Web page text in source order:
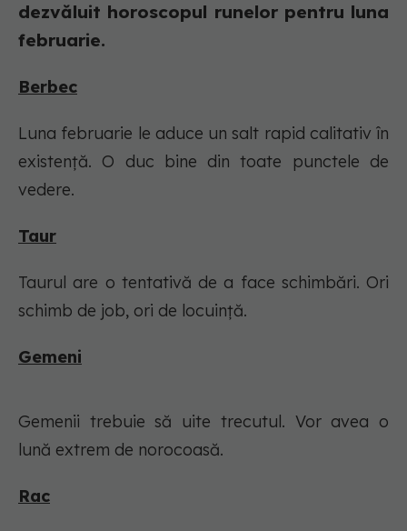
dezvăluit horoscopul runelor pentru luna
februarie.
Berbec
Luna februarie le aduce un salt rapid calitativ în
existență. O duc bine din toate punctele de
vedere.
Taur
Taurul are o tentativă de a face schimbări. Ori
schimb de job, ori de locuință.
Gemeni
Gemenii trebuie să uite trecutul. Vor avea o
lună extrem de norocoasă.
Rac